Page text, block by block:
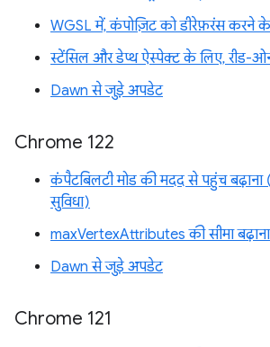
WGSL में, कंपोज़िट को डीरेफ़रंस करने
स्टेंसिल और डेप्थ ऐस्पेक्ट के लिए, रीड-
Dawn से जुड़े अपडेट
Chrome 122
कंपैटबिलटी मोड की मदद से पहुंच
सुविधा)
maxVertexAttributes की सीमा बढ़ाना
Dawn से जुड़े अपडेट
Chrome 121